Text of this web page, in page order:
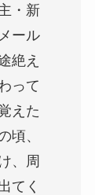
・新
ール
絶え
って
えた
頃、
、周
てく